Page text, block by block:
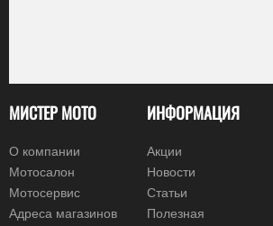
МИСТЕР МОТО
О компании
Мотосалон
Мотосервис
Адреса магазинов
ИНФОРМАЦИЯ
Акции
Новости
Статьи
Полезная